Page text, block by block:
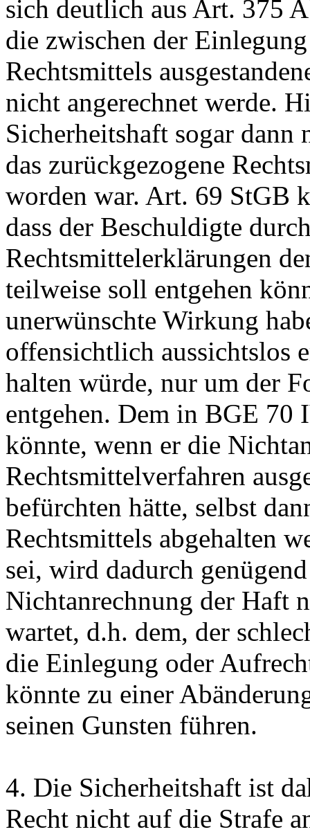
sich deutlich aus Art. 375
die zwischen der
Rechtsmittels
nicht angerechnet werde.
Sicherheitshaft sogar dann
das zurückgezogene
worden war. Art. 69 StGB
dass der Beschuldigte
Rechtsmittelerklärungen
teilweise soll entgehen
unerwünschte Wirkung
offensichtlich aussichtslos
halten würde, nur um der
entgehen. Dem in BGE 70
könnte, wenn er die
Rechtsmittelverfahren
befürchten hätte, selbst
Rechtsmittels abgehalten
sei, wird dadurch
Nichtanrechnung der Haft
wartet, d.h. dem, der
die Einlegung oder
könnte zu einer
seinen Gunsten führen.
4. Die Sicherheitshaft ist
Recht nicht auf die Strafe